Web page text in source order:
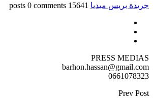
جريدة بريس ميديا 15641 posts
0 comments
PRESS MEDIAS
barhon.hassan@gmail.com
0661078323
Prev Post